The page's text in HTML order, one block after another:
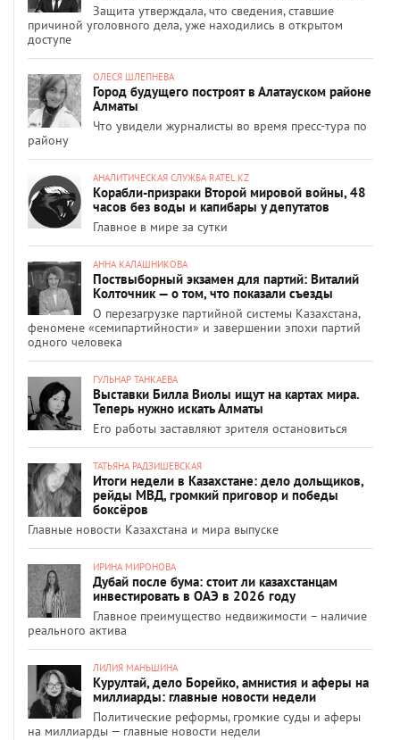
Защита утверждала, что сведения, ставшие
причиной уголовного дела, уже находились в открытом
доступе
ОЛЕСЯ ШЛЕПНЕВА
Город будущего построят в Алатауском районе
Алматы
Что увидели журналисты во время пресс-тура по
району
АНАЛИТИЧЕСКАЯ СЛУЖБА RATEL.KZ
Корабли-призраки Второй мировой войны, 48
часов без воды и капибары у депутатов
Главное в мире за сутки
АННА КАЛАШНИКОВА
Поствыборный экзамен для партий: Виталий
Колточник — о том, что показали съезды
О перезагрузке партийной системы Казахстана,
феномене «семипартийности» и завершении эпохи партий
одного человека
ГУЛЬНАР ТАНКАЕВА
Выставки Билла Виолы ищут на картах мира.
Теперь нужно искать Алматы
Его работы заставляют зрителя остановиться
ТАТЬЯНА РАДЗИШЕВСКАЯ
Итоги недели в Казахстане: дело дольщиков,
рейды МВД, громкий приговор и победы
боксёров
Главные новости Казахстана и мира выпуске
ИРИНА МИРОНОВА
Дубай после бума: стоит ли казахстанцам
инвестировать в ОАЭ в 2026 году
Главное преимущество недвижимости – наличие
реального актива
ЛИЛИЯ МАНЬШИНА
Курултай, дело Борейко, амнистия и аферы на
миллиарды: главные новости недели
Политические реформы, громкие суды и аферы
на миллиарды — главные новости недели